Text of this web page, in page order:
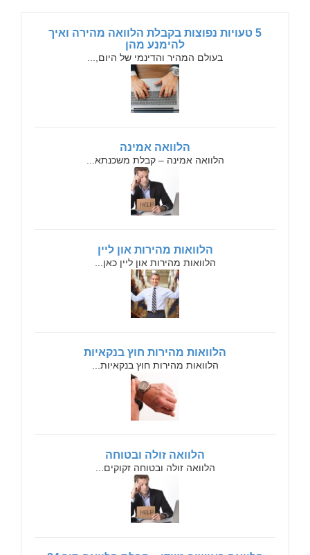
5 טעויות נפוצות בקבלת הלוואה מהירה ואיך
להימנע מהן
בעולם המהיר והדינמי של היום,...
הלוואה אמינה
הלוואה אמינה – קבלת משכנתא...
הלוואות מהירות און ליין
הלוואות מהירות און ליין כאן...
הלוואות מהירות חוץ בנקאיות
הלוואות מהירות חוץ בנקאיות...
הלוואה זולה ובטוחה
הלוואה זולה ובטוחה זקוקים...